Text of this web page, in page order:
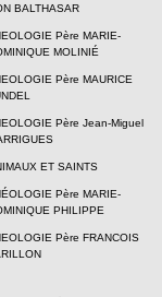
BALTHASAR
Père MARIE-
MOLINIÉ
Père MAURICE
Père Jean-Miguel
ET SAINTS
Père MARIE-
PHILIPPE
Père FRANCOIS